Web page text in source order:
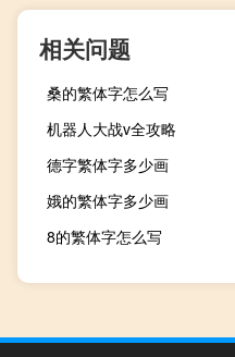
相关问题
桑的繁体字怎么写
机器人大战v全攻略
德字繁体字多少画
娥的繁体字多少画
8的繁体字怎么写